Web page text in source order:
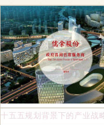
十五五规划背景下的产业战